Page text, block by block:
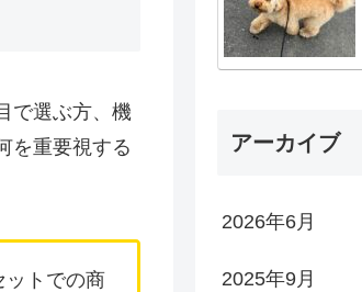
で選ぶ方、機
を重要視する
ットでの商
アーカイブ
2026年6月
2025年9月